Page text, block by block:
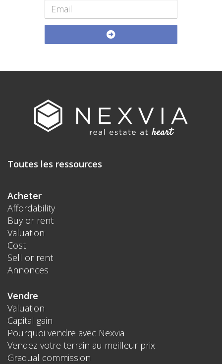
Toutes les ressources
Acheter
Affordability
Buy or rent
Valuation
Cost
Sell or rent
Annonces
Vendre
Valuation
Capital gain
Pourquoi vendre avec Nexvia
Vendez votre terrain au meilleur prix
Gradual commission